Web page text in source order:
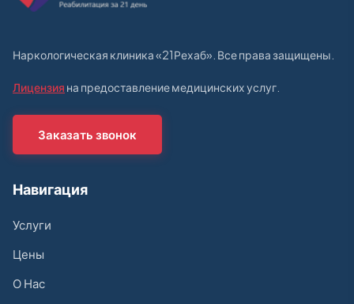
Наркологическая клиника «21Рехаб». Все права защищены.
Лицензия на предоставление медицинских услуг.
Заказать звонок
Навигация
Услуги
Цены
О Нас